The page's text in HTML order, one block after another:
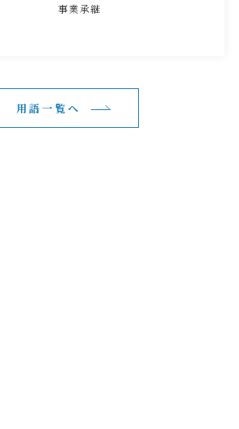
事業承継
用語一覧へ